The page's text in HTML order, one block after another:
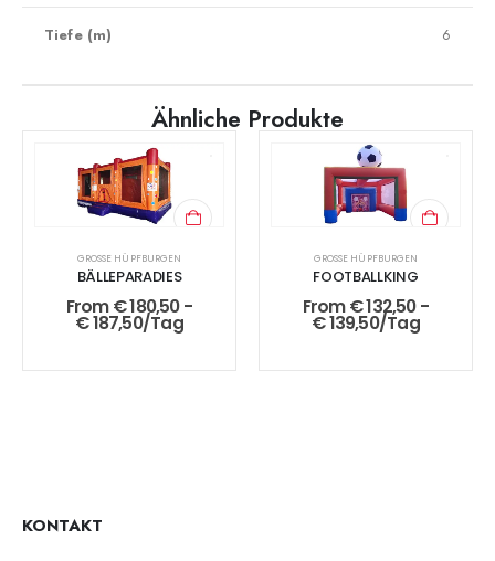
Tiefe (m) 6
Ähnliche Produkte
GROSSE HÜPFBURGEN
BÄLLEPARADIES
From€180,50-
€187,50/Tag
GROSSE HÜPFBURGEN
FOOTBALLKING
From€132,50-
€139,50/Tag
KONTAKT